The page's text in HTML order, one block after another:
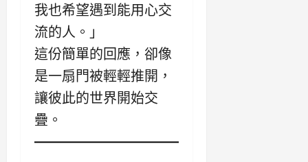
我也希望遇到能用心交
流的人。」
這份簡單的回應，卻像
是一扇門被輕輕推開，
讓彼此的世界開始交
疊。